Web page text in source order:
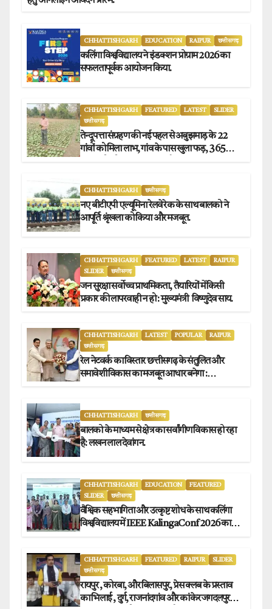
CHHATTISHGARH EDUCATION RAIPUR छत्तीसगढ़
कलिंगा विश्वविद्यालय ने इंडक्शन प्रोग्राम 2026 का
सफलतापूर्वक आयोजन किया.
CHHATTISHGARH FEATURED LATEST
SLIDER
छत्तीसगढ़
तेन्दूपत्ता संग्रहण की नई पहल से अबुझमाड़ के 22
गांवों को मिला लाभ, गांव के पास खुला फड़, 365
CHHATTISHGARH छत्तीसगढ़
नए बीटीएपी एल्यूमिना रेलवे रेक के साथ बालको ने
आपूर्ति श्रृंखला को किया और मजबूत.
CHHATTISHGARH FEATURED LATEST
RAIPUR
SLIDER
छत्तीसगढ़
जन सुरक्षा सर्वोच्च प्राथमिकता, तैयारियों में किसी
प्रकार की लापरवाही न हो : मुख्यमंत्री विष्णुदेव साय.
CHHATTISHGARH LATEST POPULAR
RAIPUR
छत्तीसगढ़
रेल नेटवर्क का विस्तार छत्तीसगढ़ के संतुलित और
समावेशी विकास का मजबूत आधार बनेगा :
CHHATTISHGARH छत्तीसगढ़
बालको के माध्यम से क्षेत्र का सर्वांगीण विकास हो रहा
है: लखन लाल देवांगन.
CHHATTISHGARH EDUCATION
FEATURED
SLIDER
छत्तीसगढ़
वैश्विक सहभागिता और उत्कृष्ट शोध के साथ कलिंगा
विश्वविद्यालय में IEEE KalingaConf 2026 का
CHHATTISHGARH FEATURED RAIPUR
SLIDER
छत्तीसगढ़
रायपुर , कोरबा, और बिलासपुर, प्रेस क्लब के प्रस्ताव
का भिलाई , दुर्ग, राजनांदगांव और कांकेर जगदलपुर